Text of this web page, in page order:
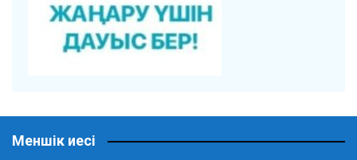
Меншік иесі